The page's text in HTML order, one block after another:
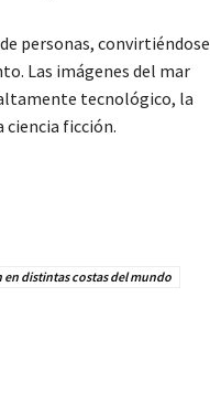
personas, convirtiéndose
Las imágenes del mar
tecnológico, la
ciencia ficción.
distintas costas del mundo